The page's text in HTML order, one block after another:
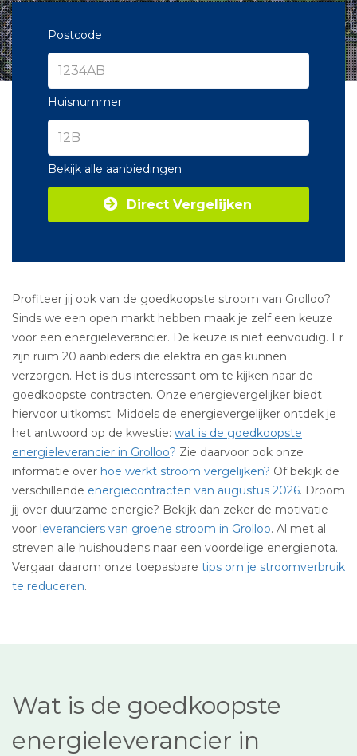
Postcode
Huisnummer
Bekijk alle aanbiedingen
Direct Vergelijken
Profiteer jij ook van de goedkoopste stroom van Grolloo?
Sinds we een open markt hebben maak je zelf een keuze
voor een energieleverancier. De keuze is niet eenvoudig. Er
zijn ruim 20 aanbieders die elektra en gas kunnen
verzorgen. Het is dus interessant om te kijken naar de
goedkoopste contracten. Onze energievergelijker biedt
hiervoor uitkomst. Middels de energievergelijker ontdek je
het antwoord op de kwestie: wat is de goedkoopste
energieleverancier in Grolloo? Zie daarvoor ook onze
informatie over hoe werkt stroom vergelijken? Of bekijk de
verschillende energiecontracten van augustus 2026. Droom
jij over duurzame energie? Bekijk dan zeker de motivatie
voor leveranciers van groene stroom in Grolloo. Al met al
streven alle huishoudens naar een voordelige energienota.
Vergaar daarom onze toepasbare tips om je stroomverbruik
te reduceren.
Wat is de goedkoopste
energieleverancier in